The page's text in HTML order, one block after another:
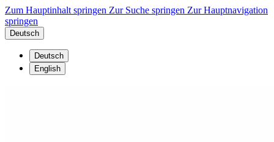
Zum Hauptinhalt springen Zur Suche springen Zur Hauptnavigation
springen
Deutsch
Deutsch
English